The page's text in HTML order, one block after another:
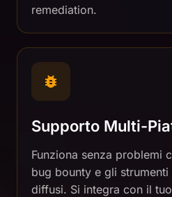
remediation.
Supporto Multi-
Funziona senza problemi
bug bounty e gli
diffusi. Si integra con il